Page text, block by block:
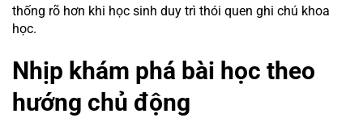
thống rõ hơn khi học sinh duy trì thói quen ghi chú khoa
học.
Nhịp khám phá bài học theo
hướng chủ động